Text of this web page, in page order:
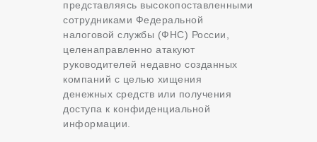
представляясь высокопоставленными
сотрудниками Федеральной
налоговой службы (ФНС) России,
целенаправленно атакуют
руководителей недавно созданных
компаний с целью хищения
денежных средств или получения
доступа к конфиденциальной
информации.